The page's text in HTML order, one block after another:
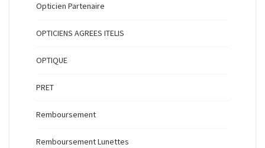
Opticien Partenaire
OPTICIENS AGREES ITELIS
OPTIQUE
PRET
Remboursement
Remboursement Lunettes